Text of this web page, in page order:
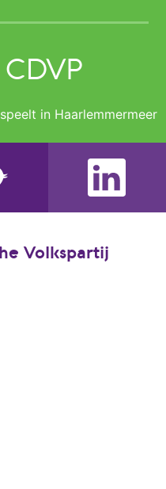
in Haarlemmermeer
Volkspartij